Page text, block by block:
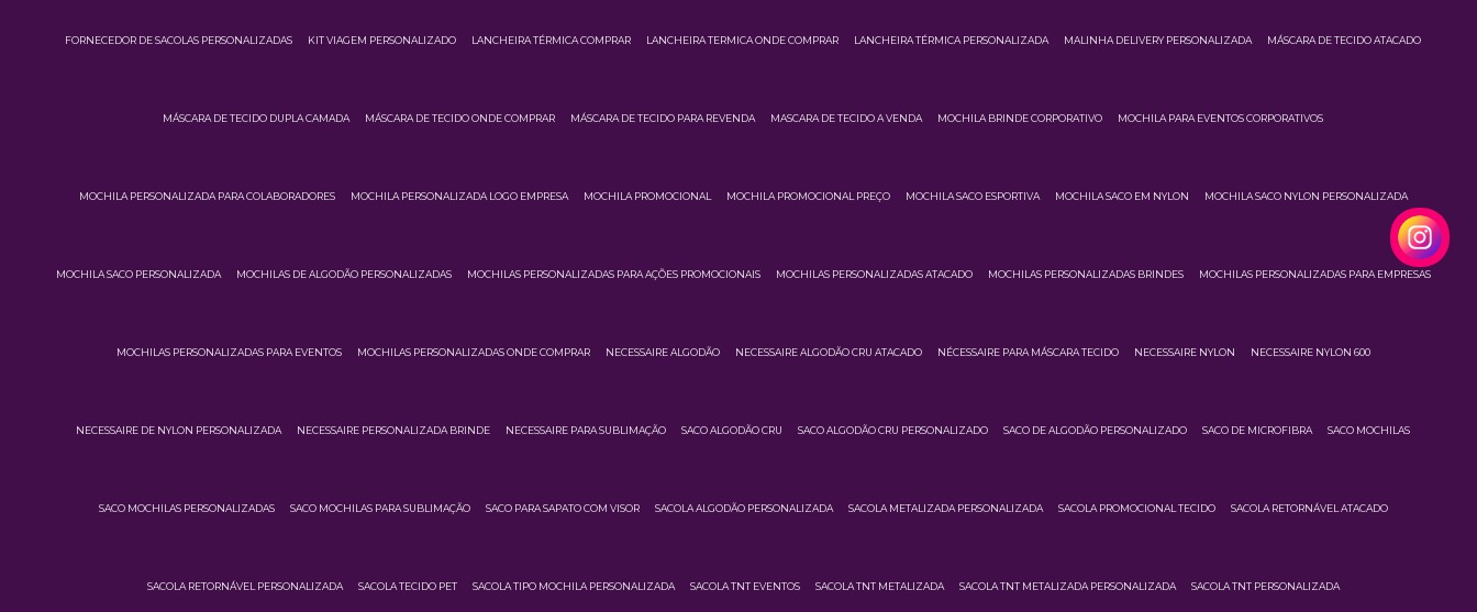
FORNECEDOR DE SACOLAS PERSONALIZADAS KIT VIAGEM PERSONALIZADO LANCHEIRA TÉRMICA COMPRAR LANCHEIRA TERMICA ONDE COMPRAR LANCHEIRA TÉRMICA PERSONALIZADA MALINHA DELIVERY PERSONALIZADA MÁSCARA DE TECIDO ATACADO
MÁSCARA DE TECIDO DUPLA CAMADA MÁSCARA DE TECIDO ONDE COMPRAR MÁSCARA DE TECIDO PARA REVENDA MASCARA DE TECIDO A VENDA MOCHILA BRINDE CORPORATIVO MOCHILA PARA EVENTOS CORPORATIVOS
MOCHILA PERSONALIZADA PARA COLABORADORES MOCHILA PERSONALIZADA LOGO EMPRESA MOCHILA PROMOCIONAL MOCHILA PROMOCIONAL PREÇO MOCHILA SACO ESPORTIVA MOCHILA SACO EM NYLON MOCHILA SACO NYLON PERSONALIZADA
MOCHILA SACO PERSONALIZADA MOCHILAS DE ALGODÃO PERSONALIZADAS MOCHILAS PERSONALIZADAS PARA AÇÕES PROMOCIONAIS MOCHILAS PERSONALIZADAS ATACADO MOCHILAS PERSONALIZADAS BRINDES MOCHILAS PERSONALIZADAS PARA EMPRESAS
MOCHILAS PERSONALIZADAS PARA EVENTOS MOCHILAS PERSONALIZADAS ONDE COMPRAR NECESSAIRE ALGODÃO NECESSAIRE ALGODÃO CRU ATACADO NÉCESSAIRE PARA MÁSCARA TECIDO NECESSAIRE NYLON NECESSAIRE NYLON 600
NECESSAIRE DE NYLON PERSONALIZADA NECESSAIRE PERSONALIZADA BRINDE NECESSAIRE PARA SUBLIMAÇÃO SACO ALGODÃO CRU SACO ALGODÃO CRU PERSONALIZADO SACO DE ALGODÃO PERSONALIZADO SACO DE MICROFIBRA SACO MOCHILAS
SACO MOCHILAS PERSONALIZADAS SACO MOCHILAS PARA SUBLIMAÇÃO SACO PARA SAPATO COM VISOR SACOLA ALGODÃO PERSONALIZADA SACOLA METALIZADA PERSONALIZADA SACOLA PROMOCIONAL TECIDO SACOLA RETORNÁVEL ATACADO
SACOLA RETORNÁVEL PERSONALIZADA SACOLA TECIDO PET SACOLA TIPO MOCHILA PERSONALIZADA SACOLA TNT EVENTOS SACOLA TNT METALIZADA SACOLA TNT METALIZADA PERSONALIZADA SACOLA TNT PERSONALIZADA